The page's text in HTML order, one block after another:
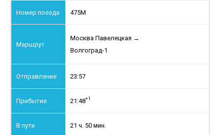
475М
Москва Павелецкая →
Волгоград-1
23:57
21:48+1
21 ч. 50 мин.